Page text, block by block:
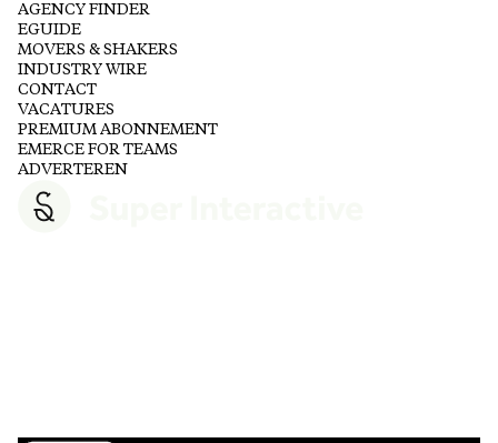
AGENCY FINDER
EGUIDE
MOVERS & SHAKERS
INDUSTRY WIRE
CONTACT
VACATURES
PREMIUM ABONNEMENT
EMERCE FOR TEAMS
ADVERTEREN